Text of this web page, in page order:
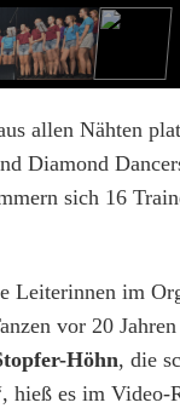
allen Nähten
Diamond
sich 16
Leiterinnen im
vor 20
Höhn, die
hieß es im